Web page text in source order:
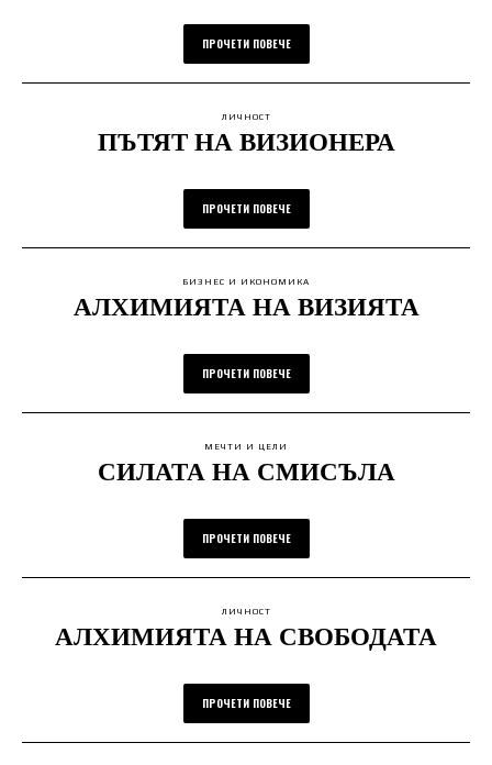
ПРОЧЕТИ ПОВЕЧЕ
ЛИЧНОСТ
ПЪТЯТ НА ВИЗИОНЕРА
ПРОЧЕТИ ПОВЕЧЕ
БИЗНЕС И ИКОНОМИКА
АЛХИМИЯТА НА ВИЗИЯТА
ПРОЧЕТИ ПОВЕЧЕ
МЕЧТИ И ЦЕЛИ
СИЛАТА НА СМИСЪЛА
ПРОЧЕТИ ПОВЕЧЕ
ЛИЧНОСТ
АЛХИМИЯТА НА СВОБОДАТА
ПРОЧЕТИ ПОВЕЧЕ